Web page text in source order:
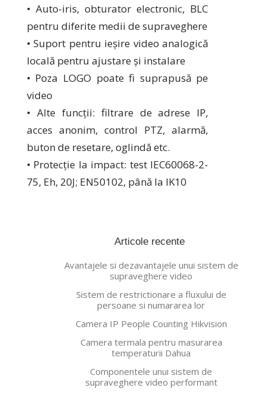
• Auto-iris, obturator electronic, BLC
pentru diferite medii de supraveghere
• Suport pentru ieșire video analogică
locală pentru ajustare și instalare
• Poza LOGO poate fi suprapusă pe
video
• Alte funcții: filtrare de adrese IP,
acces anonim, control PTZ, alarmă,
buton de resetare, oglindă etc.
• Protecție la impact: test IEC60068-2-
75, Eh, 20J; EN50102, până la IK10
Articole recente
Avantajele si dezavantajele unui sistem de
supraveghere video
Sistem de restrictionare a fluxului de
persoane si numararea lor
Camera IP People Counting Hikvision
Camera termala pentru masurarea
temperaturii Dahua
Componentele unui sistem de
supraveghere video performant